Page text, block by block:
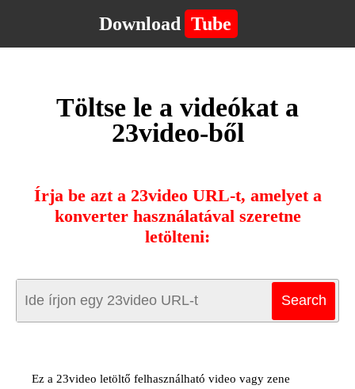
Download Tube
Töltse le a videókat a
23video-ből
Írja be azt a 23video URL-t, amelyet a
konverter használatával szeretne
letölteni:
Ez a 23video letöltő felhasználható video vagy zene